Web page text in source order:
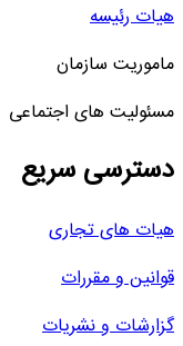
هیات رئیسه
ماموریت سازمان
مسئولیت های اجتماعی
دسترسی سریع
هیات های تجاری
قوانین و مقررات
گزارشات و نشریات